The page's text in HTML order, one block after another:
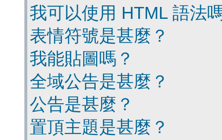
我可以使用 HTML 語法
表情符號是甚麼？
我能貼圖嗎？
全域公告是甚麼？
公告是甚麼？
置頂主題是甚麼？